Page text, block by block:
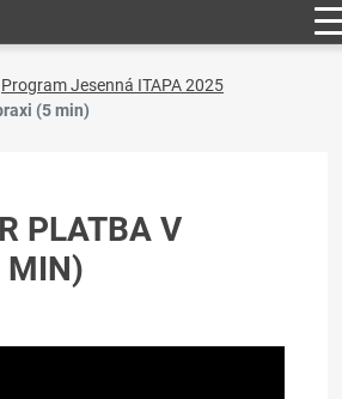
Program Jesenná ITAPA 2025
(5 min)
PLATBA V
MIN)